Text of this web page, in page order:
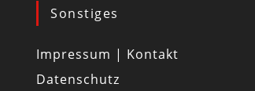
Sonstiges
Impressum | Kontakt
Datenschutz